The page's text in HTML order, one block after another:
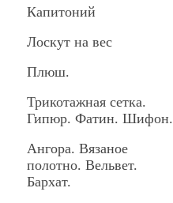
Капитоний
Лоскут на вес
Плюш.
Трикотажная сетка.
Гипюр. Фатин. Шифон.
Ангора. Вязаное
полотно. Вельвет.
Бархат.